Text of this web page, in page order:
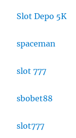
Slot Depo 5K
spaceman
slot 777
sbobet88
slot777